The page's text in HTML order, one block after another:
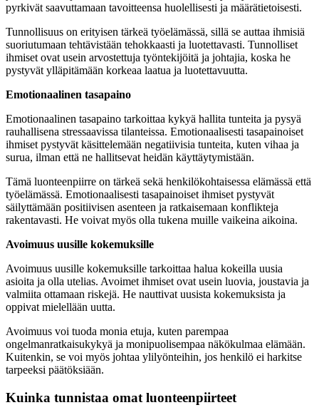
pyrkivät saavuttamaan tavoitteensa huolellisesti ja määrätietoisesti.
Tunnollisuus on erityisen tärkeä työelämässä, sillä se auttaa ihmisiä
suoriutumaan tehtävistään tehokkaasti ja luotettavasti. Tunnolliset
ihmiset ovat usein arvostettuja työntekijöitä ja johtajia, koska he
pystyvät ylläpitämään korkeaa laatua ja luotettavuutta.
Emotionaalinen tasapaino
Emotionaalinen tasapaino tarkoittaa kykyä hallita tunteita ja pysyä
rauhallisena stressaavissa tilanteissa. Emotionaalisesti tasapainoiset
ihmiset pystyvät käsittelemään negatiivisia tunteita, kuten vihaa ja
surua, ilman että ne hallitsevat heidän käyttäytymistään.
Tämä luonteenpiirre on tärkeä sekä henkilökohtaisessa elämässä että
työelämässä. Emotionaalisesti tasapainoiset ihmiset pystyvät
säilyttämään positiivisen asenteen ja ratkaisemaan konflikteja
rakentavasti. He voivat myös olla tukena muille vaikeina aikoina.
Avoimuus uusille kokemuksille
Avoimuus uusille kokemuksille tarkoittaa halua kokeilla uusia
asioita ja olla utelias. Avoimet ihmiset ovat usein luovia, joustavia ja
valmiita ottamaan riskejä. He nauttivat uusista kokemuksista ja
oppivat mielellään uutta.
Avoimuus voi tuoda monia etuja, kuten parempaa
ongelmanratkaisukykyä ja monipuolisempaa näkökulmaa elämään.
Kuitenkin, se voi myös johtaa ylilyönteihin, jos henkilö ei harkitse
tarpeeksi päätöksiään.
Kuinka tunnistaa omat luonteenpiirteet